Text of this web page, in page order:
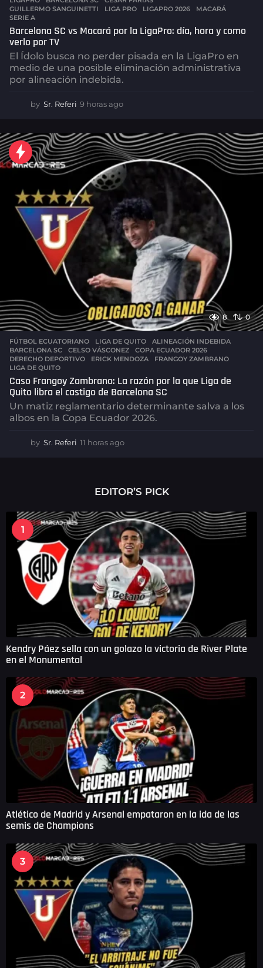
GUILLERMO SANGUINETTI
,LIGA PRO ,LIGAPRO 2026 ,MACARÁ
SERIE A
Barcelona SC vs Macará por la LigaPro: día, hora y como
verlo por TV
El Ídolo busca no perder pisada en la LigaPro en
medio de una posible eliminación administrativa
por alineación indebida.
by Sr. Referi 9 horas ago
r
a
s
a
g
8 0
FÚTBOL ECUATORIANO ,LIGA DE QUITO ALINEACIÓN INDEBIDA
BARCELONA SC
,CELSO VÁSCONEZ ,COPA ECUADOR 2026
DERECHO DEPORTIVO
,ERICK MENDOZA ,FRANGOY ZAMBRANO
LIGA DE QUITO
Caso Frangoy Zambrano: La razón por la que Liga de
Quito libra el castigo de Barcelona SC
Un matiz reglamentario determinante salva a los
albos en la Copa Ecuador 2026.
by Sr. Referi 11 horas ago
r
a
s
a
g
o
EDITOR’S PICK
1
Kendry Páez sella con un golazo la victoria de River Plate
en el Monumental
2
Atlético de Madrid y Arsenal empataron en la ida de las
semis de Champions
3